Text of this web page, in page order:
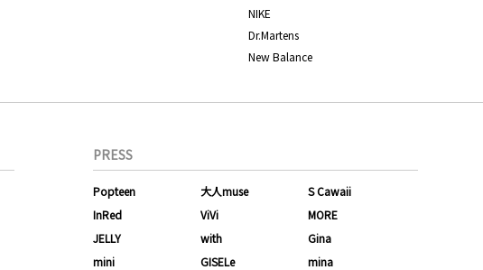
NIKE
Dr.Martens
New Balance
PRESS
Popteen 大人muse
S Cawaii
InRed
ViVi
MORE
JELLY
with
Gina
mini
GISELe
mina